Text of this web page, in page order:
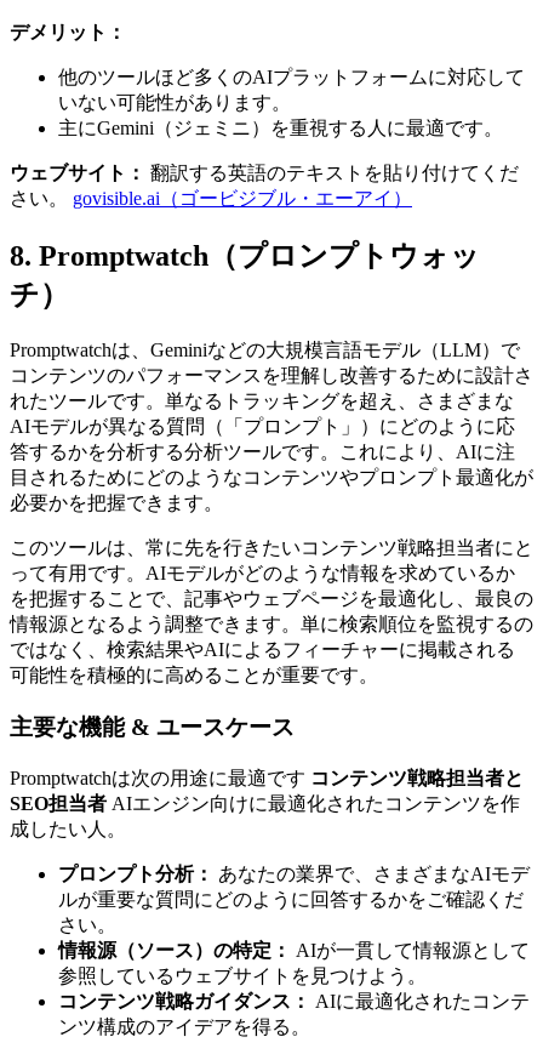
デメリット：
他のツールほど多くのAIプラットフォームに対応して
いない可能性があります。
主にGemini（ジェミニ）を重視する人に最適です。
ウェブサイト： 翻訳する英語のテキストを貼り付けてくだ
さい。 govisible.ai（ゴービジブル・エーアイ）
8. Promptwatch（プロンプトウォッ
チ）
Promptwatchは、Geminiなどの大規模言語モデル（LLM）で
コンテンツのパフォーマンスを理解し改善するために設計さ
れたツールです。単なるトラッキングを超え、さまざまな
AIモデルが異なる質問（「プロンプト」）にどのように応
答するかを分析する分析ツールです。これにより、AIに注
目されるためにどのようなコンテンツやプロンプト最適化が
必要かを把握できます。
このツールは、常に先を行きたいコンテンツ戦略担当者にと
って有用です。AIモデルがどのような情報を求めているか
を把握することで、記事やウェブページを最適化し、最良の
情報源となるよう調整できます。単に検索順位を監視するの
ではなく、検索結果やAIによるフィーチャーに掲載される
可能性を積極的に高めることが重要です。
主要な機能 & ユースケース
Promptwatchは次の用途に最適です コンテンツ戦略担当者と
SEO担当者 AIエンジン向けに最適化されたコンテンツを作
成したい人。
プロンプト分析：
あなたの業界で、さまざまなAIモデ
ルが重要な質問にどのように回答するかをご確認くだ
さい。
情報源（ソース）の特定：
AIが一貫して情報源として
参照しているウェブサイトを見つけよう。
コンテンツ戦略ガイダンス：
AIに最適化されたコンテ
ンツ構成のアイデアを得る。